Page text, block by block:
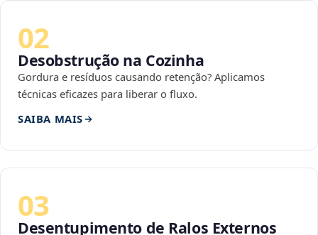
02
Desobstrução na Cozinha
Gordura e resíduos causando retenção? Aplicamos
técnicas eficazes para liberar o fluxo.
SAIBA MAIS
03
Desentupimento de Ralos Externos